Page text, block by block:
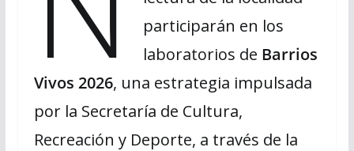
participarán en los
laboratorios de Barrios
Vivos 2026, una estrategia impulsada
por la Secretaría de Cultura,
Recreación y Deporte, a través de la